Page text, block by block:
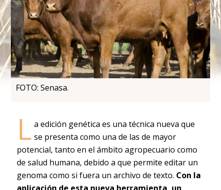
FOTO: Senasa.
L a edición genética es una técnica nueva que
se presenta como una de las de mayor
potencial, tanto en el ámbito agropecuario como
de salud humana, debido a que permite editar un
genoma como si fuera un archivo de texto. Con la
aplicación de esta nueva herramienta, un